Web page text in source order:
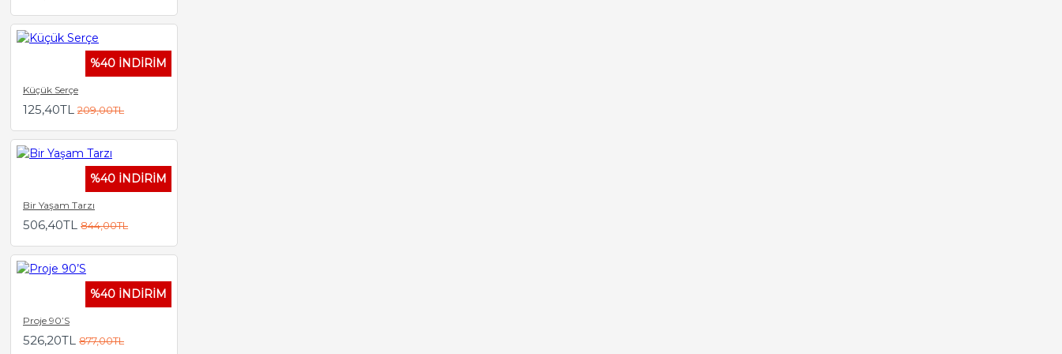
%40 İNDİRİM
Küçük Serçe
125,40TL 209,00TL
%40 İNDİRİM
Bir Yaşam Tarzı
506,40TL 844,00TL
%40 İNDİRİM
Proje 90’S
526,20TL 877,00TL